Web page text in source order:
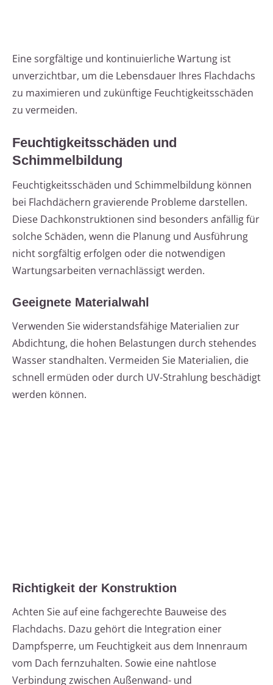
Eine sorgfältige und kontinuierliche Wartung ist
unverzichtbar, um die Lebensdauer Ihres Flachdachs
zu maximieren und zukünftige Feuchtigkeitsschäden
zu vermeiden.
Feuchtigkeitsschäden und
Schimmelbildung
Feuchtigkeitsschäden und Schimmelbildung können
bei Flachdächern gravierende Probleme darstellen.
Diese Dachkonstruktionen sind besonders anfällig für
solche Schäden, wenn die Planung und Ausführung
nicht sorgfältig erfolgen oder die notwendigen
Wartungsarbeiten vernachlässigt werden.
Geeignete Materialwahl
Verwenden Sie widerstandsfähige Materialien zur
Abdichtung, die hohen Belastungen durch stehendes
Wasser standhalten. Vermeiden Sie Materialien, die
schnell ermüden oder durch UV-Strahlung beschädigt
werden können.
Richtigkeit der Konstruktion
Achten Sie auf eine fachgerechte Bauweise des
Flachdachs. Dazu gehört die Integration einer
Dampfsperre, um Feuchtigkeit aus dem Innenraum
vom Dach fernzuhalten. Sowie eine nahtlose
Verbindung zwischen Außenwand- und